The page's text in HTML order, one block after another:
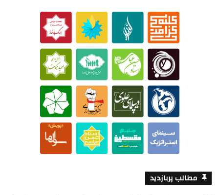
مطالب پربازدید